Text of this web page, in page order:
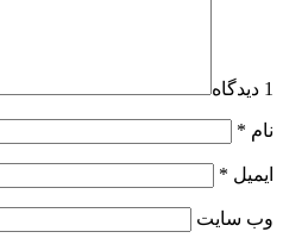
1 دیدگاه
نام *
ایمیل *
وب‌ سایت